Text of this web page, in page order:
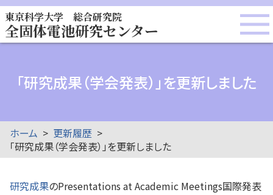
東京科学大学 総合研究院
全固体電池研究センター
「研究成果（学会発表）」を更新しました
ホーム
更新履歴
「研究成果（学会発表）」を更新しました
研究成果のPresentations at Academic Meetings国際発表